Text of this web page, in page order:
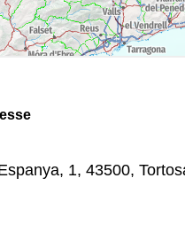
1, 43500,